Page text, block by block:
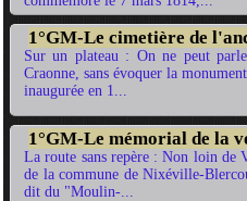
1°GM-Le cimetière de
Sur un plateau : On ne peut
Craonne, sans évoquer la
inaugurée en 1...
1°GM-Le mémorial de la
La route sans repère : Non loin de
de la commune de Nixéville-
dit du "Moulin-...